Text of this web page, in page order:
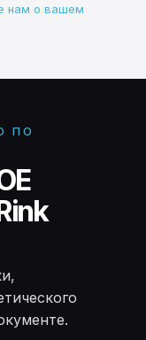
нам о вашем
ПО